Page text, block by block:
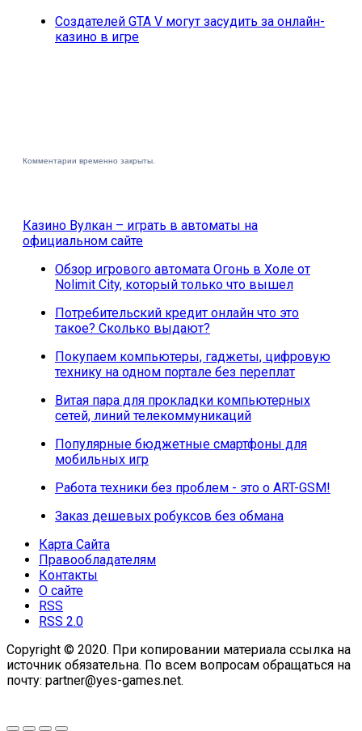
Создателей GTA V могут засудить за онлайн-
казино в игре
Комментарии временно закрыты.
Казино Вулкан – играть в автоматы на
официальном сайте
Обзор игрового автомата Огонь в Холе от
Nolimit City, который только что вышел
Потребительский кредит онлайн что это
такое? Сколько выдают?
Покупаем компьютеры, гаджеты, цифровую
технику на одном портале без переплат
Витая пара для прокладки компьютерных
сетей, линий телекоммуникаций
Популярные бюджетные смартфоны для
мобильных игр
Работа техники без проблем - это о ART-GSM!
Заказ дешевых робуксов без обмана
Карта Сайта
Правообладателям
Контакты
О сайте
RSS
RSS 2.0
Copyright © 2020. При копировании материала ссылка на
источник обязательна. По всем вопросам обращаться на
почту: partner@yes-games.net.